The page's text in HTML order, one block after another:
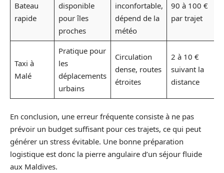
Bateau
rapide
disponible
pour îles
proches
inconfortable,
dépend de la
météo
90 à 100 €
par trajet
Taxi à
Malé
Pratique pour
les
déplacements
urbains
Circulation
dense, routes
étroites
2 à 10 €
suivant la
distance
En conclusion, une erreur fréquente consiste à ne pas
prévoir un budget suffisant pour ces trajets, ce qui peut
générer un stress évitable. Une bonne préparation
logistique est donc la pierre angulaire d’un séjour fluide
aux Maldives.